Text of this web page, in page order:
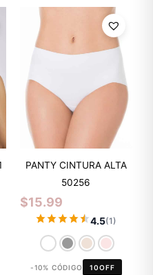
PANTY CINTURA ALTA
50256
$15.99
4.5(1)
-10% CÓDIGO 10OFF